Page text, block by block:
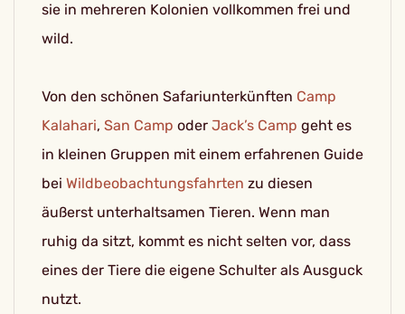
sie in mehreren Kolonien vollkommen frei und
wild.
Von den schönen Safariunterkünften Camp
Kalahari, San Camp oder Jack’s Camp geht es
in kleinen Gruppen mit einem erfahrenen Guide
bei Wildbeobachtungsfahrten zu diesen
äußerst unterhaltsamen Tieren. Wenn man
ruhig da sitzt, kommt es nicht selten vor, dass
eines der Tiere die eigene Schulter als Ausguck
nutzt.